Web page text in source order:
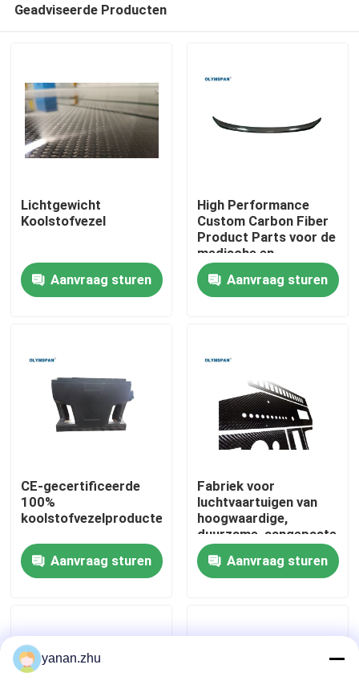
Thuis
Producten
Over ons
Fabriekstocht
Neem contact met ons op
Nieuws
AAC-Autoclaaf
Geadviseerde Producten
Lichtgewicht
Koolstofvezel
Aanvraag sturen
High Performance
Custom Carbon Fiber
Product Parts voor de
medische en
automotive industrie
Aanvraag sturen
CE-gecertificeerde
100%
koolstofvezelproducten
Aanvraag sturen
Fabriek voor
luchtvaartuigen van
hoogwaardige,
duurzame, aangepaste
koolstofvezels
Aanvraag sturen
yanan.zhu